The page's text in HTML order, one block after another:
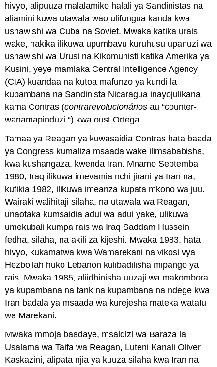
hivyo, alipuuza malalamiko halali ya Sandinistas na
aliamini kuwa utawala wao ulifungua kanda kwa
ushawishi wa Cuba na Soviet. Mwaka katika urais
wake, hakika ilikuwa upumbavu kuruhusu upanuzi wa
ushawishi wa Urusi na Kikomunisti katika Amerika ya
Kusini, yeye mamlaka Central Intelligence Agency
(CIA) kuandaa na kutoa mafunzo ya kundi la
kupambana na Sandinista Nicaragua inayojulikana
kama Contras (contrarevolucionários au “counter-
wanamapinduzi “) kwa oust Ortega.
Tamaa ya Reagan ya kuwasaidia Contras hata baada
ya Congress kumaliza msaada wake ilimsababisha,
kwa kushangaza, kwenda Iran. Mnamo Septemba
1980, Iraq ilikuwa imevamia nchi jirani ya Iran na,
kufikia 1982, ilikuwa imeanza kupata mkono wa juu.
Wairaki walihitaji silaha, na utawala wa Reagan,
unaotaka kumsaidia adui wa adui yake, ulikuwa
umekubali kumpa rais wa Iraq Saddam Hussein
fedha, silaha, na akili za kijeshi. Mwaka 1983, hata
hivyo, kukamatwa kwa Wamarekani na vikosi vya
Hezbollah huko Lebanon kulibadilisha mipango ya
rais. Mwaka 1985, aliidhinisha uuzaji wa makombora
ya kupambana na tank na kupambana na ndege kwa
Iran badala ya msaada wa kurejesha mateka watatu
wa Marekani.
Mwaka mmoja baadaye, msaidizi wa Baraza la
Usalama wa Taifa wa Reagan, Luteni Kanali Oliver
Kaskazini, alipata njia ya kuuza silaha kwa Iran na